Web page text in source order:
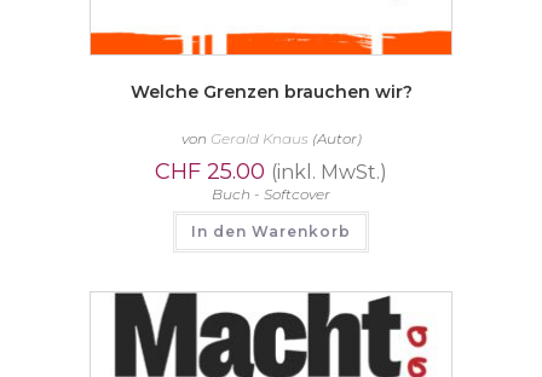
Welche Grenzen brauchen wir?
von Gerald Knaus (Autor)
CHF 25.00 (inkl. MwSt.)
Buch - Softcover
In den Warenkorb